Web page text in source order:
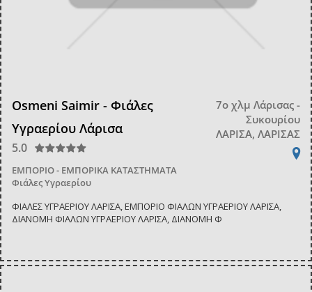
Osmeni Saimir - Φιάλες
Υγραερίου Λάρισα
5.0
ΕΜΠΟΡΙΟ - ΕΜΠΟΡΙΚΑ ΚΑΤΑΣΤΗΜΑΤΑ
Φιάλες Υγραερίου
7ο χλμ Λάρισας -
Συκουρίου
ΛΑΡΙΣΑ, ΛΑΡΙΣΑΣ
ΦΙΑΛΕΣ ΥΓΡΑΕΡΙΟΥ ΛΑΡΙΣΑ, ΕΜΠΟΡΙΟ ΦΙΑΛΩΝ ΥΓΡΑΕΡΙΟΥ ΛΑΡΙΣΑ,
ΔΙΑΝΟΜΗ ΦΙΑΛΩΝ ΥΓΡΑΕΡΙΟΥ ΛΑΡΙΣΑ, ΔΙΑΝΟΜΗ Φ